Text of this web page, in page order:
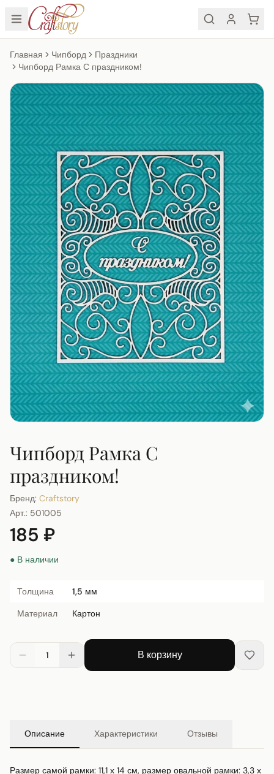
Главная Чипборд
Праздники
Чипборд Рамка С праздником!
Чипборд Рамка С
праздником!
Бренд: Craftstory
Арт.: 501005
185 ₽
● В наличии
Толщина
1,5 мм
Материал
Картон
1 В корзину
Описание Характеристики Отзывы
Размер самой рамки: 11,1 х 14 см, размер овальной рамки: 3,3 х